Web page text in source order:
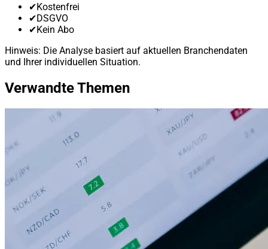
✔Kostenfrei
✔DSGVO
✔Kein Abo
Hinweis: Die Analyse basiert auf aktuellen Branchendaten
und Ihrer individuellen Situation.
Verwandte Themen